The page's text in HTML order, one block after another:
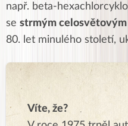
např. beta-
se strmým
80. let minulého století,
Víte, že?